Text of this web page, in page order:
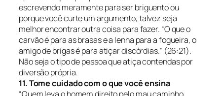
escrevendo meramente para ser briguento ou
porque você curte um argumento, talvez seja
melhor encontrar outra coisa para fazer. “O que o
carvão é para as brasas e a lenha para a fogueira, o
amigo de brigas é para atiçar discórdias.” (26:21).
Não seja o tipo de pessoa que atiça contendas por
diversão própria.
11. Tome cuidado com o que você ensina